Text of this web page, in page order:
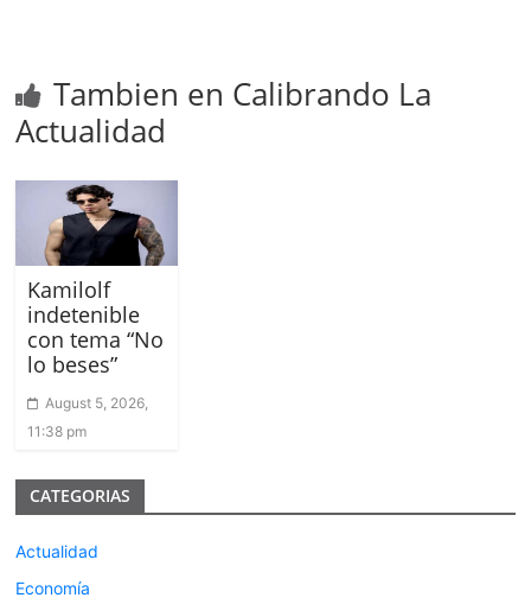
Tambien en Calibrando La
Actualidad
Kamilolf
indetenible
con tema “No
lo beses”
August 5, 2026,
11:38 pm
CATEGORIAS
Actualidad
Economía